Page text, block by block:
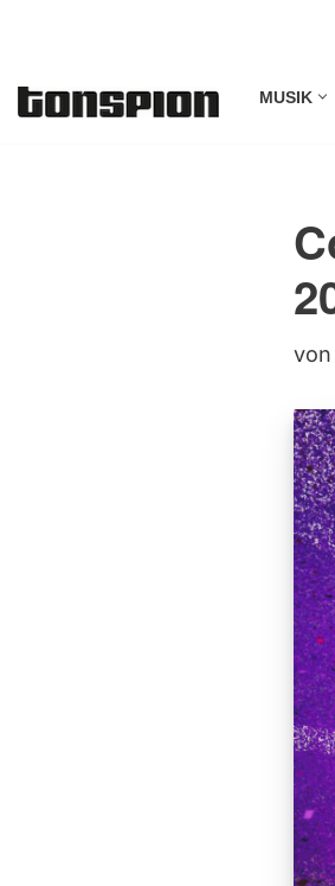
Inhalt
MUSIK